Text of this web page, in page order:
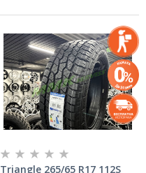
Triangle 265/65 R17 112S